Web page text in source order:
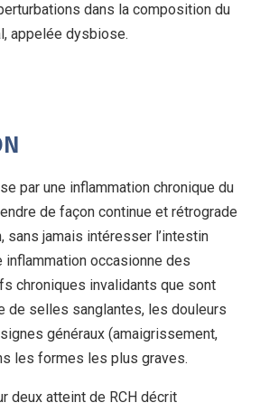
dans la composition du
appelée dysbiose.
par une inflammation chronique du
de façon continue et rétrograde
sans jamais intéresser l’intestin
inflammation occasionne des
chroniques invalidants que sont
de selles sanglantes, les douleurs
généraux (amaigrissement,
les formes les plus graves.
deux atteint de RCH décrit